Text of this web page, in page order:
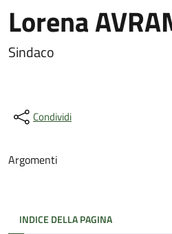
Lorena
Sindaco
Condividi
Argomenti
INDICE DELLA PAGINA